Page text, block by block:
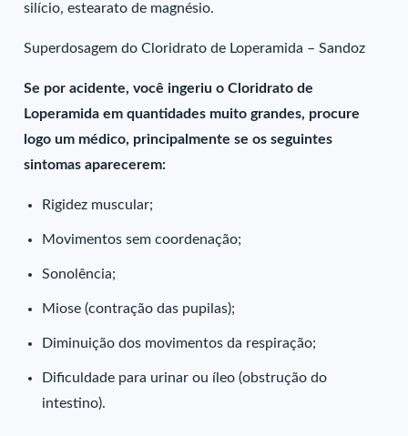
silício, estearato de magnésio.
Superdosagem do Cloridrato de Loperamida – Sandoz
Se por acidente, você ingeriu o Cloridrato de
Loperamida em quantidades muito grandes, procure
logo um médico, principalmente se os seguintes
sintomas aparecerem:
Rigidez muscular;
Movimentos sem coordenação;
Sonolência;
Miose (contração das pupilas);
Diminuição dos movimentos da respiração;
Dificuldade para urinar ou íleo (obstrução do
intestino).